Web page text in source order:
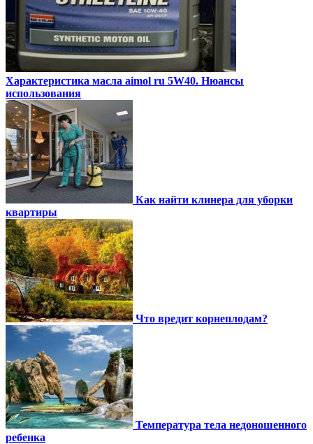
Характеристика масла aimol ru 5W40. Нюансы
использования
Как найти клинера для уборки
квартиры
Что вредит корнеплодам?
Температура тела недоношенного
ребенка